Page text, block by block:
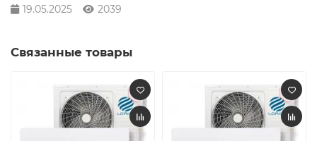
19.05.2025 2039
Связанные товары